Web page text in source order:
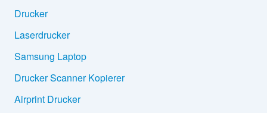
Drucker
Laserdrucker
Samsung Laptop
Drucker Scanner Kopierer
Airprint Drucker